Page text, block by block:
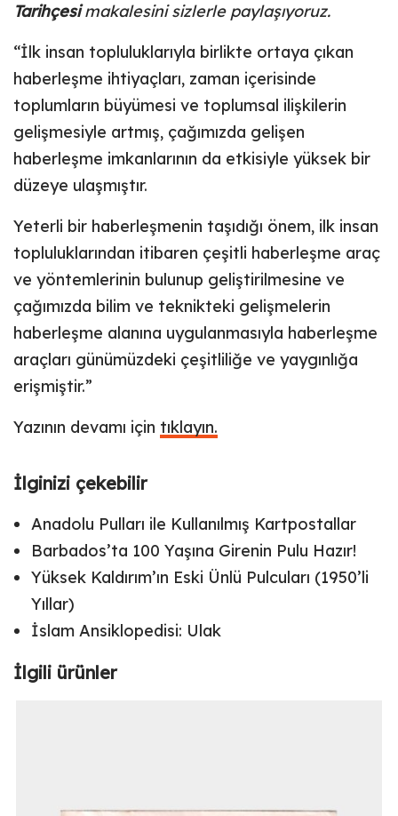
Tarihçesimakalesini sizlerle paylaşıyoruz.
“İlk insan topluluklarıyla birlikte ortaya çıkan
haberleşme ihtiyaçları, zaman içerisinde
toplumların büyümesi ve toplumsal ilişkilerin
gelişmesiyle artmış, çağımızda gelişen
haberleşme imkanlarının da etkisiyle yüksek bir
düzeye ulaşmıştır.
Yeterli bir haberleşmenin taşıdığı önem, ilk insan
topluluklarından itibaren çeşitli haberleşme araç
ve yöntemlerinin bulunup geliştirilmesine ve
çağımızda bilim ve teknikteki gelişmelerin
haberleşme alanına uygulanmasıyla haberleşme
araçları günümüzdeki çeşitliliğe ve yaygınlığa
erişmiştir.”
Yazının devamı için tıklayın.
İlginizi çekebilir
Anadolu Pulları ile Kullanılmış Kartpostallar
Barbados’ta 100 Yaşına Girenin Pulu Hazır!
Yüksek Kaldırım’ın Eski Ünlü Pulcuları (1950’li
Yıllar)
İslam Ansiklopedisi: Ulak
İlgili ürünler